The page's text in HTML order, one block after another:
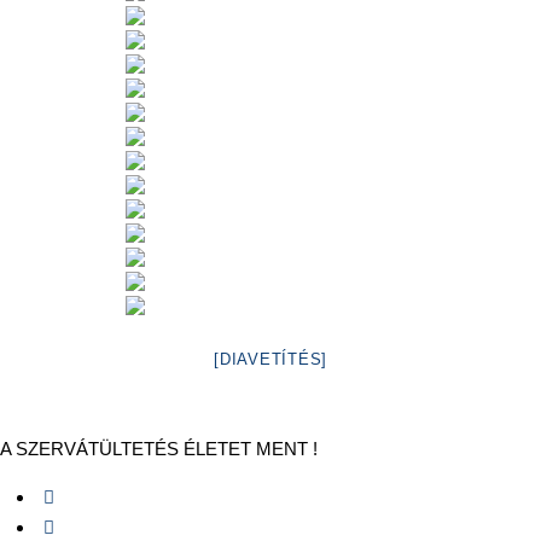
[DIAVETÍTÉS]
A SZERVÁTÜLTETÉS ÉLETET MENT !